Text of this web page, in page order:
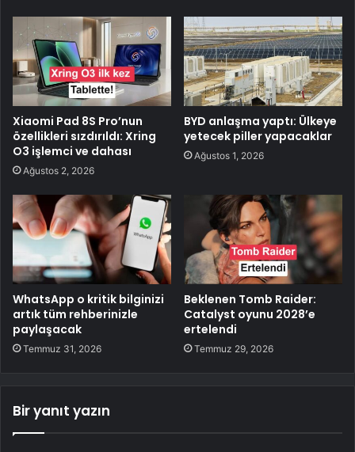
Xiaomi Pad 8S Pro’nun
özellikleri sızdırıldı: Xring
O3 işlemci ve dahası
Ağustos 2, 2026
BYD anlaşma yaptı: Ülkeye
yetecek piller yapacaklar
Ağustos 1, 2026
WhatsApp o kritik bilginizi
artık tüm rehberinizle
paylaşacak
Temmuz 31, 2026
Beklenen Tomb Raider:
Catalyst oyunu 2028’e
ertelendi
Temmuz 29, 2026
Bir yanıt yazın